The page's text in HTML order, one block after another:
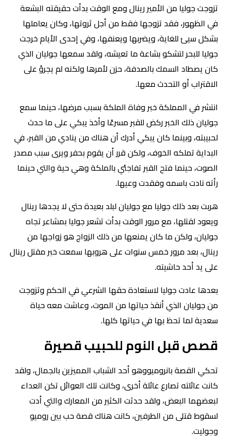
تزوجت جوليا من الأمير رينال ومع الوقت بدأت حقيقته البشعة
في الظهور، فقد تزوجها فقط من أجل ثروتها، وكان يعاملها
بشكل سيئ للغاية، ويضربها ويعنفها، وفي إحدى الأيام خرجت
جوليا للبحر لتشكو بشاعة ما تعيشه، ولقد سمعها جوليان الذي
كان يصطاد السمك بالصدفة، حزن لأمرها ولكنه لم يجرؤ على
الاقتراب أو التحدث معها.
انتشر في المملكة خبر وفاة الملكة بسبب مرضها، حينما سمع
جوليان ذلك الخبر ركض للقبر مسرعًا وأخذ يبكي على ما حدث
لحبيبته، وبينما كان يبكي أدرك أن هناك من ينادي من القبر، في
البداية تملكه الخوف، ولكن قرر أن يقوم بحفر ويرى سبب مصدر
الصوت، حينما فتح القبر تفاجئي بالملكة وهي حية والتي حينما
رأته نادت باسمه وفقدت وعيها.
هربت بعد ذلك جوليا مع جوليان لبلد بعيدة حتى لا يجدها رينال
ويعود لقتلها، مع مرور الوقت بدأت تشعر جوليا بمشاعر تجاه
جوليان، ولكن ما كان يمنعها من ذلك الزواج هو زواجها من
رينال، بعد مرور خمس سنوات على هروبها سمعت خبر مقتل رينال
على يد أحد حاشيته.
بعدها عادت جوليا لاستعادة حقها الشرعي في الحكم وتزوجت
من جوليان الذي أنقذ حياتها من الموت، وعاشت معه حياة
سعدية لما تحظ بها في حياتها كلها.
قصص قبل النوم للحبيب قصيرة
تحكي القصة بانروميووهو أحد الشباب المميزين بالجمال، ولقد
كانت عائلته تصارع عائلة أخرى، وكانت تلك العوائل تكن العداء
لبعضهما البعض، ولقد حدثت الكثير من المعارك والتي أدت
لسقوط قتلى من الطرفين، كانت هناك قصة حب بين روميو
وجوليت.